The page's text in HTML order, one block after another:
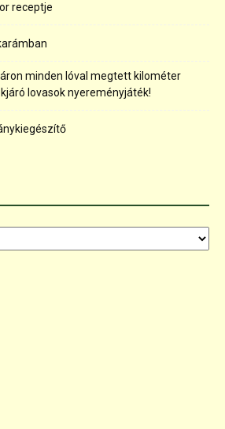
receptje
minden lóval megtett kilométer
lovasok nyereményjáték!